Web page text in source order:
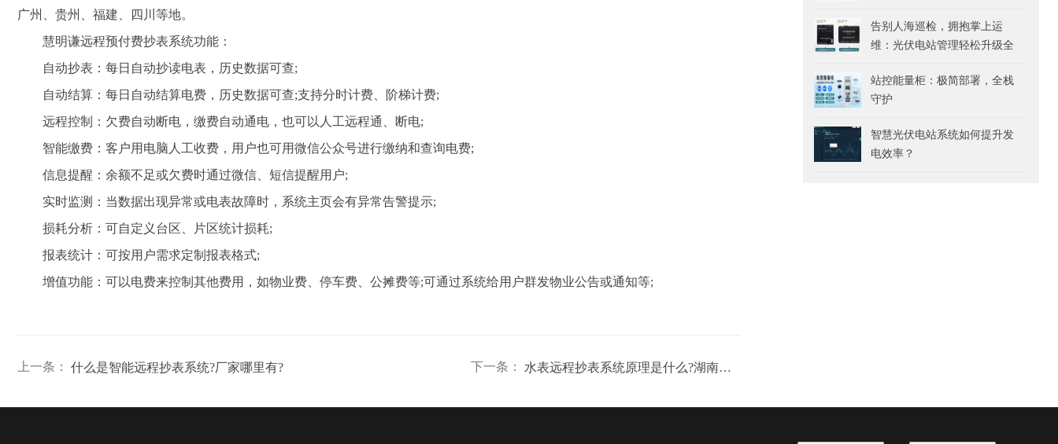
广州、贵州、福建、四川等地。
慧明谦远程预付费抄表系统功能：
自动抄表：每日自动抄读电表，历史数据可查;
自动结算：每日自动结算电费，历史数据可查;支持分时计费、阶梯计费;
远程控制：欠费自动断电，缴费自动通电，也可以人工远程通、断电;
智能缴费：客户用电脑人工收费，用户也可用微信公众号进行缴纳和查询电费;
信息提醒：余额不足或欠费时通过微信、短信提醒用户;
实时监测：当数据出现异常或电表故障时，系统主页会有异常告警提示;
损耗分析：可自定义台区、片区统计损耗;
报表统计：可按用户需求定制报表格式;
增值功能：可以电费来控制其他费用，如物业费、停车费、公摊费等;可通过系统给用户群发物业公告或通知等;
上一条： 什么是智能远程抄表系统?厂家哪里有? 下一条： 水表远程抄表系统原理是什么?湖南有售卖吗?
告别人海巡检，拥抱掌上运
维：光伏电站管理轻松升级全
站控能量柜：极简部署，全栈
守护
智慧光伏电站系统如何提升发
电效率？